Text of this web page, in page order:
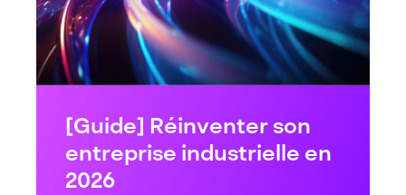
[Guide] Réinventer son
entreprise industrielle en
2026